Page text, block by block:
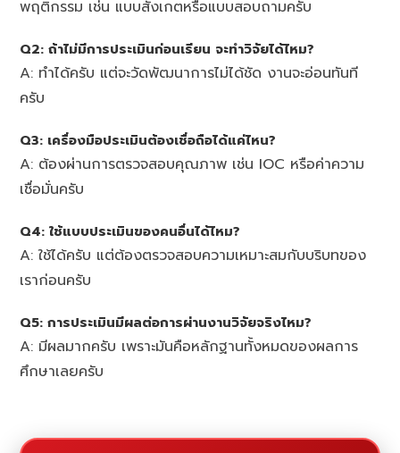
พฤติกรรม เช่น แบบสังเกตหรือแบบสอบถามครับ
Q2: ถ้าไม่มีการประเมินก่อนเรียน จะทำวิจัยได้ไหม?
A: ทำได้ครับ แต่จะวัดพัฒนาการไม่ได้ชัด งานจะอ่อนทันที
ครับ
Q3: เครื่องมือประเมินต้องเชื่อถือได้แค่ไหน?
A: ต้องผ่านการตรวจสอบคุณภาพ เช่น IOC หรือค่าความ
เชื่อมั่นครับ
Q4: ใช้แบบประเมินของคนอื่นได้ไหม?
A: ใช้ได้ครับ แต่ต้องตรวจสอบความเหมาะสมกับบริบทของ
เราก่อนครับ
Q5: การประเมินมีผลต่อการผ่านงานวิจัยจริงไหม?
A: มีผลมากครับ เพราะมันคือหลักฐานทั้งหมดของผลการ
ศึกษาเลยครับ